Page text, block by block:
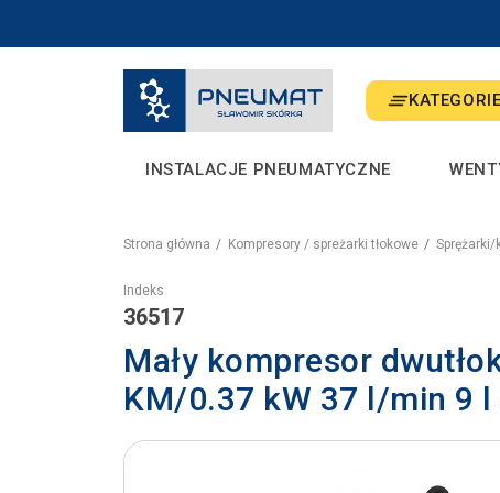
INSTALACJE PNEUMATYCZNE
KATEGORIE
Strona główna Kompresory / spreżarki tłokowe Sprężarki/
Indeks
36517
Mały kompresor
KM/0.37 kW 37 l/min 9